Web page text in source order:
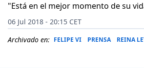
"Está en el mejor momento de su
06 Jul 2018 - 20:15 CET
Archivado en: FELIPE VI PRENSA REINA